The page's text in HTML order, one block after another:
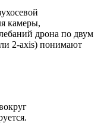
камеры,
дрона по двум
2-axis) понимают